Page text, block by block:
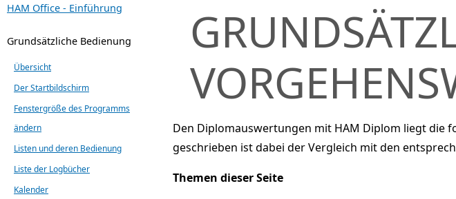
HAM Office - Einführung
Grundsätzliche Bedienung
Übersicht
Der Startbildschirm
Fenstergröße des Programms
ändern
Listen und deren Bedienung
Liste der Logbücher
Kalender
Den Diplomauswertungen mit HAM Diplom liegt die
geschrieben ist dabei der Vergleich mit den
Themen dieser Seite